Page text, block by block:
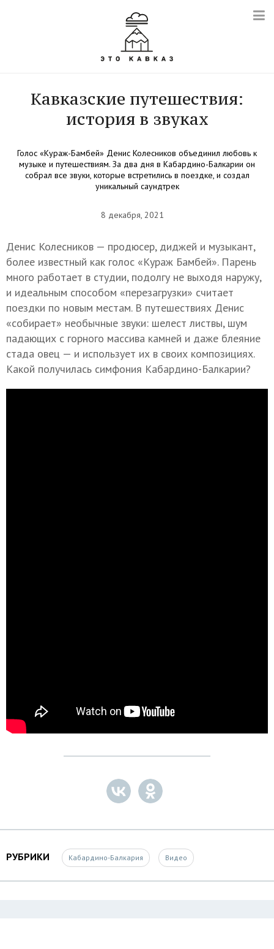
Кавказские путешествия:
история в звуках
Голос «Кураж-Бамбей» Денис Колесников объединил любовь к
музыке и путешествиям. За два дня в Кабардино-Балкарии он
собрал все звуки, которые встретились в поездке, и создал
уникальный саундтрек
8 декабря, 2021
Денис Колесников — продюсер, диджей и музыкант,
более известный как голос «Кураж Бамбей». Парень
много работает в студии, подолгу не выходя наружу,
и идеальным способом «перезагрузки» считает
поездки по новым местам. В путешествиях Денис
«собирает» необычные звуки: шелест листвы, шум
падающих с горного массива камней и даже блеяние
стада овец — и использует их в своих композициях.
Какой получилась симфония Кабардино-Балкарии?
РУБРИКИ Кабардино-Балкария Видео